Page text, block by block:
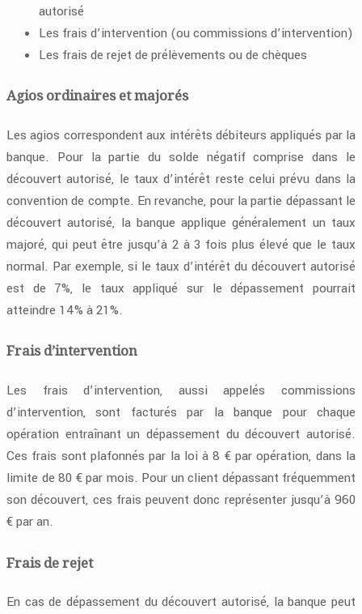
autorisé
Les frais d’intervention (ou commissions d’intervention)
Les frais de rejet de prélèvements ou de chèques
Agios ordinaires et majorés
Les agios correspondent aux intérêts débiteurs appliqués par la
banque. Pour la partie du solde négatif comprise dans le
découvert autorisé, le taux d’intérêt reste celui prévu dans la
convention de compte. En revanche, pour la partie dépassant le
découvert autorisé, la banque applique généralement un taux
majoré, qui peut être jusqu’à 2 à 3 fois plus élevé que le taux
normal. Par exemple, si le taux d’intérêt du découvert autorisé
est de 7%, le taux appliqué sur le dépassement pourrait
atteindre 14% à 21%.
Frais d’intervention
Les frais d’intervention, aussi appelés commissions
d’intervention, sont facturés par la banque pour chaque
opération entraînant un dépassement du découvert autorisé.
Ces frais sont plafonnés par la loi à 8 € par opération, dans la
limite de 80 € par mois. Pour un client dépassant fréquemment
son découvert, ces frais peuvent donc représenter jusqu’à 960
€ par an.
Frais de rejet
En cas de dépassement du découvert autorisé, la banque peut